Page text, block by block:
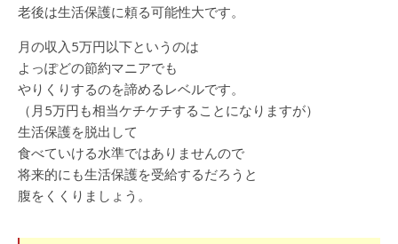
老後は生活保護に頼る可能性大です。
月の収入5万円以下というのは
よっぽどの節約マニアでも
やりくりするのを諦めるレベルです。
（月5万円も相当ケチケチすることになりますが）
生活保護を脱出して
食べていける水準ではありませんので
将来的にも生活保護を受給するだろうと
腹をくくりましょう。